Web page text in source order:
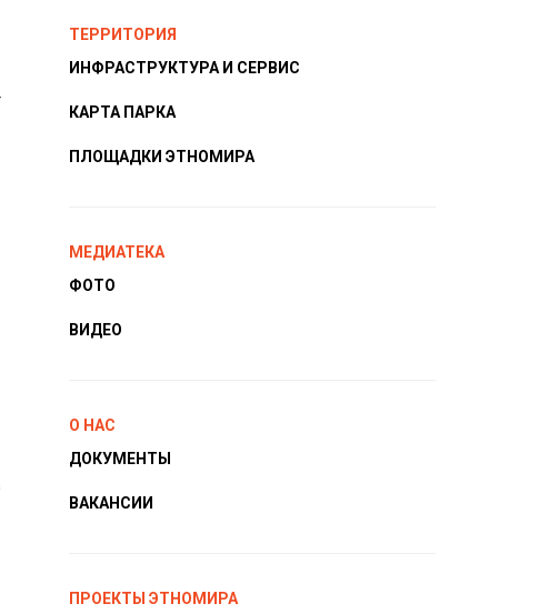
ТЕРРИТОРИЯ
ИНФРАСТРУКТУРА И СЕРВИС
КАРТА ПАРКА
ПЛОЩАДКИ ЭТНОМИРА
МЕДИАТЕКА
ФОТО
ВИДЕО
О НАС
ДОКУМЕНТЫ
ВАКАНСИИ
ПРОЕКТЫ ЭТНОМИРА